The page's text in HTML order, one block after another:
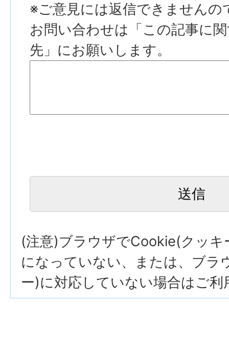
※ご意見には返信できませんの
お問い合わせは「この記事に
先」にお願いします。
(注意)ブラウザでCookie(クッキ
になっていない、または、ブラ
ー)に対応していない場合はご利